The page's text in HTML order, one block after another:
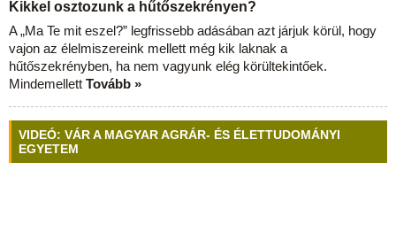
Kikkel osztozunk a hűtőszekrényen?
A „Ma Te mit eszel?” legfrissebb adásában azt járjuk körül, hogy
vajon az élelmiszereink mellett még kik laknak a
hűtőszekrényben, ha nem vagyunk elég körültekintőek.
Mindemellett Tovább »
VIDEÓ: VÁR A MAGYAR AGRÁR- ÉS ÉLETTUDOMÁNYI
EGYETEM